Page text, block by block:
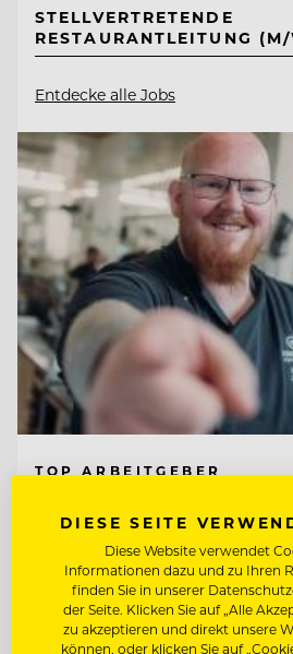
STELLVERTRETENDE
RESTAURANTLEITUNG
Entdecke alle Jobs
TOP ARBEITGEBER
6675 Tannheim/Tirol,
DIESE SEITE
Diese Website verwendet
Informationen dazu und zu Ihren
finden Sie in unserer
der Seite. Klicken Sie auf „Alle
zu akzeptieren und direkt unsere
können, oder klicken Sie auf